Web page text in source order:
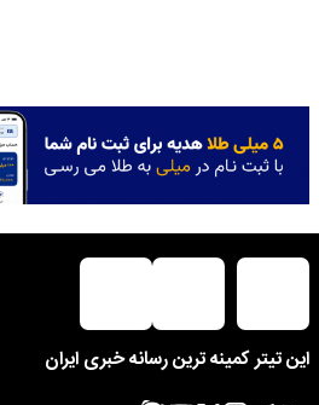
این تیتر کمینه ترین رسانه خبری ایران